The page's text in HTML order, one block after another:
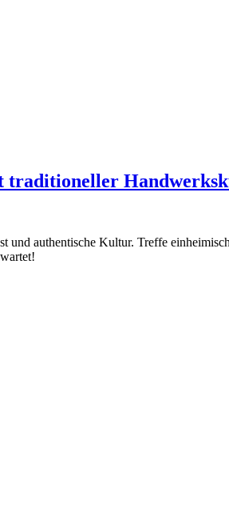
authentische Kultur. Treffe